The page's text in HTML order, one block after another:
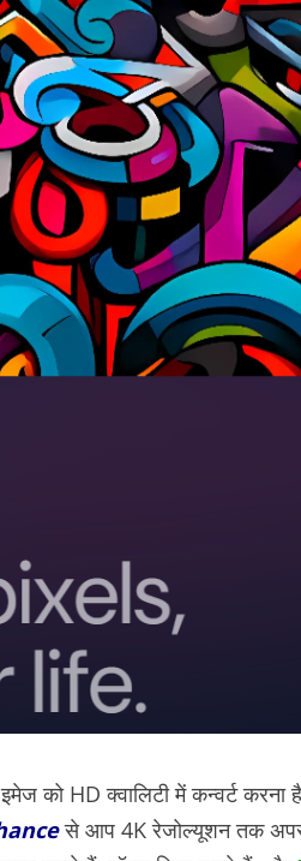
को HD क्वालिटी में कन्वर्ट करना
से आप 4K रेजोल्यूशन तक